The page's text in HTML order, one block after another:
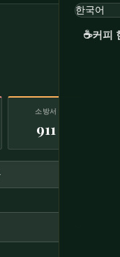
☕커피
소방서
911